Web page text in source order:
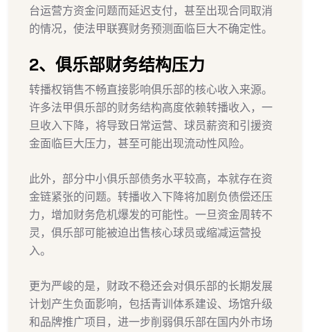
台运营方资金问题而延迟支付，甚至出现合同取消
的情况，使法甲联赛财务预测面临巨大不确定性。
2、俱乐部财务结构压力
转播权销售不畅直接影响俱乐部的核心收入来源。
许多法甲俱乐部的财务结构高度依赖转播收入，一
旦收入下降，将导致日常运营、球员薪资和引援资
金面临巨大压力，甚至可能出现流动性风险。
此外，部分中小俱乐部债务水平较高，本就存在资
金链紧张的问题。转播收入下降将加剧负债偿还压
力，增加财务危机爆发的可能性。一旦资金周转不
灵，俱乐部可能被迫出售核心球员或缩减运营投
入。
更为严峻的是，财政不稳还会对俱乐部的长期发展
计划产生负面影响，包括青训体系建设、场馆升级
和品牌推广项目，进一步削弱俱乐部在国内外市场